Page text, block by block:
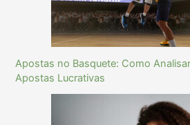
Apostas no Basquete: Como
Apostas Lucrativas